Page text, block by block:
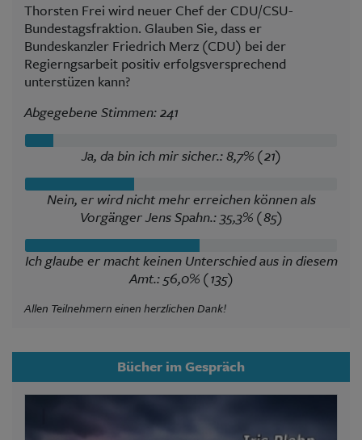
Thorsten Frei wird neuer Chef der CDU/CSU-
Bundestagsfraktion. Glauben Sie, dass er
Bundeskanzler Friedrich Merz (CDU) bei der
Regierngsarbeit positiv erfolgsversprechend
unterstüzen kann?
Abgegebene Stimmen: 241
Ja, da bin ich mir sicher.: 8,7% (21)
Nein, er wird nicht mehr erreichen können als
Vorgänger Jens Spahn.: 35,3% (85)
Ich glaube er macht keinen Unterschied aus in diesem
Amt.: 56,0% (135)
Allen Teilnehmern einen herzlichen Dank!
Bücher im Gespräch